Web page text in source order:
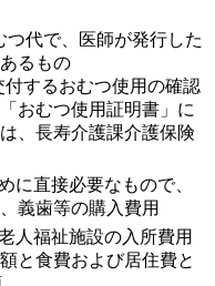
代で、医師が発行した
るもの
するおむつ使用の確認
おむつ使用証明書」に
、長寿介護課介護保険
に直接必要なもので、
義歯等の購入費用
人福祉施設の入所費用
と食費および居住費と